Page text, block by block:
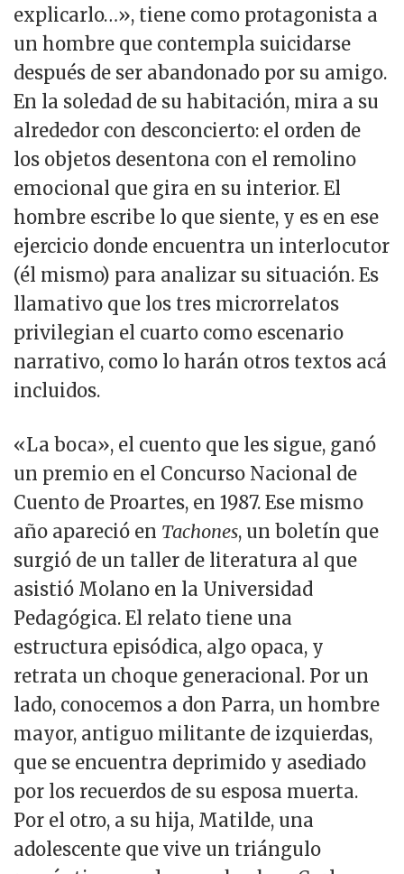
explicarlo…», tiene como protagonista a
un hombre que contempla suicidarse
después de ser abandonado por su amigo.
En la soledad de su habitación, mira a su
alrededor con desconcierto: el orden de
los objetos desentona con el remolino
emocional que gira en su interior. El
hombre escribe lo que siente, y es en ese
ejercicio donde encuentra un interlocutor
(él mismo) para analizar su situación. Es
llamativo que los tres microrrelatos
privilegian el cuarto como escenario
narrativo, como lo harán otros textos acá
incluidos.
«La boca», el cuento que les sigue, ganó
un premio en el Concurso Nacional de
Cuento de Proartes, en 1987. Ese mismo
año apareció en Tachones, un boletín que
surgió de un taller de literatura al que
asistió Molano en la Universidad
Pedagógica. El relato tiene una
estructura episódica, algo opaca, y
retrata un choque generacional. Por un
lado, conocemos a don Parra, un hombre
mayor, antiguo militante de izquierdas,
que se encuentra deprimido y asediado
por los recuerdos de su esposa muerta.
Por el otro, a su hija, Matilde, una
adolescente que vive un triángulo